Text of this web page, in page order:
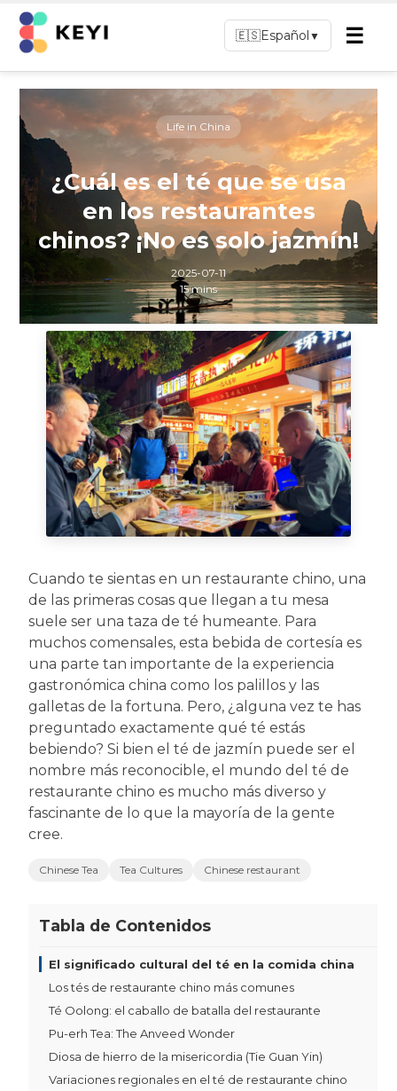
🇪🇸Español ▼ ☰
Life in China
¿Cuál es el té que se usa
en los restaurantes
chinos? ¡No es solo jazmín!
2025-07-11
15 mins
Cuando te sientas en un restaurante chino, una
de las primeras cosas que llegan a tu mesa
suele ser una taza de té humeante. Para
muchos comensales, esta bebida de cortesía es
una parte tan importante de la experiencia
gastronómica china como los palillos y las
galletas de la fortuna. Pero, ¿alguna vez te has
preguntado exactamente qué té estás
bebiendo? Si bien el té de jazmín puede ser el
nombre más reconocible, el mundo del té de
restaurante chino es mucho más diverso y
fascinante de lo que la mayoría de la gente
cree.
Chinese Tea Tea Cultures Chinese restaurant
Tabla de Contenidos
El significado cultural del té en la comida china
Los tés de restaurante chino más comunes
Té Oolong: el caballo de batalla del restaurante
Pu-erh Tea: The Anveed Wonder
Diosa de hierro de la misericordia (Tie Guan Yin)
Variaciones regionales en el té de restaurante chino